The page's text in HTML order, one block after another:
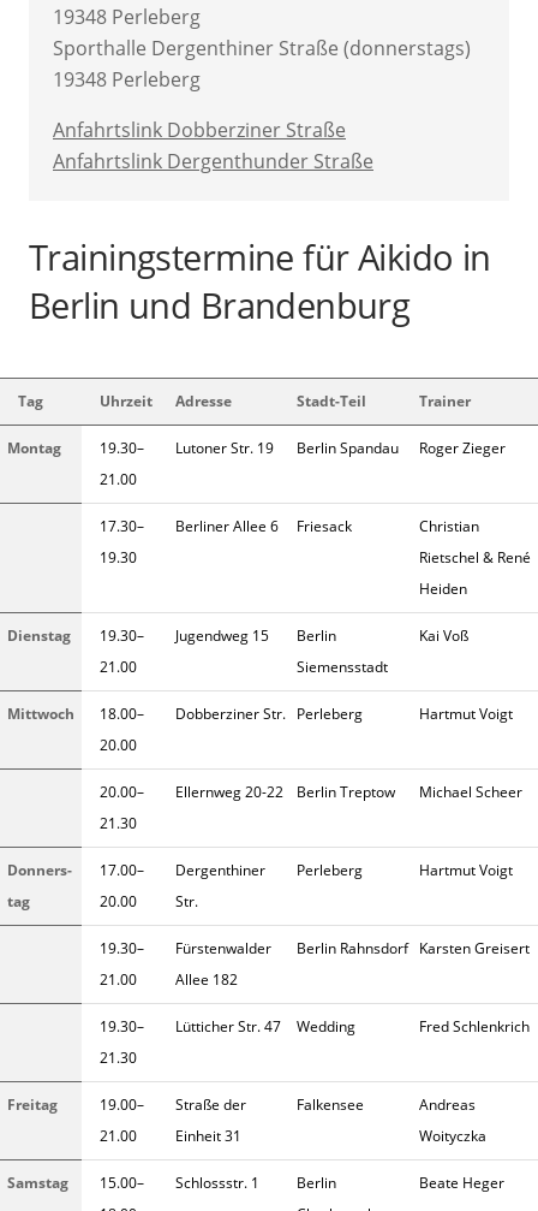
19348 Perleberg
Sporthalle Dergenthiner Straße (donnerstags)
19348 Perleberg
Anfahrtslink Dobberziner Straße
Anfahrtslink Dergenthunder Straße
Trainingstermine für Aikido in
Berlin und Brandenburg
Tag Uhrzeit Adresse Stadt-Teil Trainer
Montag
19.30–
21.00
Lutoner Str. 19 Berlin Spandau Roger Zieger
17.30–
19.30
Berliner Allee 6 Friesack
Christian
Rietschel & René
Heiden
Dienstag
19.30–
21.00
Jugendweg 15
Berlin
Siemensstadt
Kai Voß
Mittwoch
18.00–
20.00
Dobberziner Str. Perleberg Hartmut Voigt
20.00–
21.30
Ellernweg 20-22 Berlin Treptow Michael Scheer
Donners­
tag
17.00–
20.00
Dergenthiner
Str.
Perleberg Hartmut Voigt
19.30–
21.00
Fürstenwal­der
Allee 182
Berlin Rahnsdorf Karsten Greisert
19.30–
21.30
Lütticher Str. 47 Wedding Fred Schlenkrich
Freitag
19.00–
21.00
Straße der
Einheit 31
Falkensee
Andreas
Woityczka
Samstag
15.00–
Schlossstr. 1
Berlin
Beate Heger